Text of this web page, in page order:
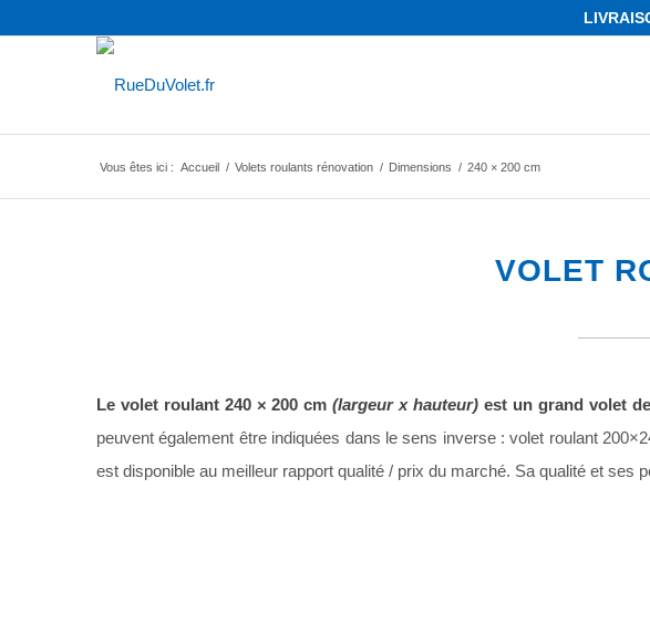
Vous êtes ici : Accueil / Volets roulants rénovation / Dimensions / 240 × 200 cm
VOLET
Le volet roulant 240 × 200 cm(largeur x hauteur) est un grand volet
peuvent également être indiquées dans le sens inverse : volet roulant
est disponible au meilleur rapport qualité / prix du marché. Sa qualité et